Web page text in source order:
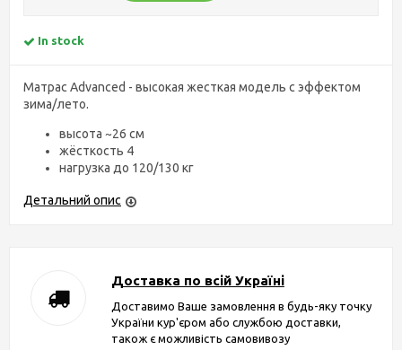
In stock
Матрас Advanced - высокая жесткая модель с эффектом
зима/лето.
высота ~26 см
жёсткость 4
нагрузка до 120/130 кг
Детальний опис
Доставка по всій Україні
Доставимо Ваше замовлення в будь-яку точку
України кур'єром або службою доставки,
також є можливість самовивозу